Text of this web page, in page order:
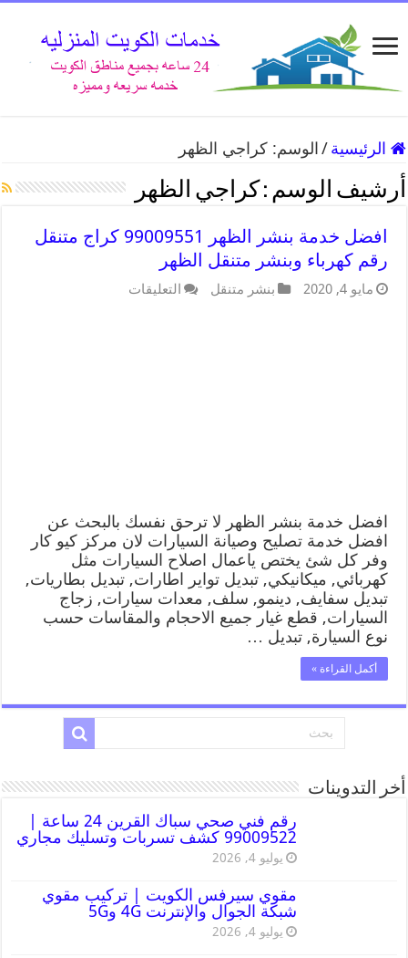
الرئيسية / الوسم:كراجي الظهر
أرشيف الوسم : كراجي الظهر
افضل خدمة بنشر الظهر 99009551 كراج متنقل
رقم كهرباء وبنشر متنقل الظهر
مايو 4, 2020 بنشر متنقل التعليقات
افضل خدمة بنشر الظهر لا ترحق نفسك بالبحث عن
افضل خدمة تصليح وصيانة السيارات لان مركز كيو كار
وفر كل شئ يختص ياعمال اصلاح السيارات مثل
كهربائي, ميكانيكي, تبديل تواير اطارات, تبديل بطاريات,
تبديل سفايف, دينمو, سلف, معدات سيارات, زجاج
السيارات, قطع غيار جميع الاحجام والمقاسات حسب
نوع السيارة, تبديل …
أكمل القراءة »
أخر التدوينات
رقم فني صحي سباك القرين 24 ساعة |
99009522 كشف تسربات وتسليك مجاري
يوليو 4, 2026
مقوي سيرفس الكويت | تركيب مقوي
شبكة الجوال والإنترنت 4G و5G
يوليو 4, 2026